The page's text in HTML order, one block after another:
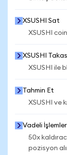
XSUSHI Sat
XSUSHI
XSUSHI
XSUSHI ile
Tahmin Et
XSUSHI ve
Vadeli İşlemler
50x
pozisyon